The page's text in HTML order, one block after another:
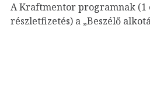
A Kraftmentor programnak (1
részletfizetés) a „Beszélő